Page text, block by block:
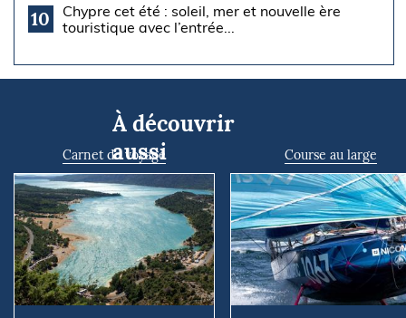
10
Chypre cet été : soleil, mer et nouvelle ère
touristique avec l’entrée...
À découvrir
aussi
Carnet de voyage Course au large